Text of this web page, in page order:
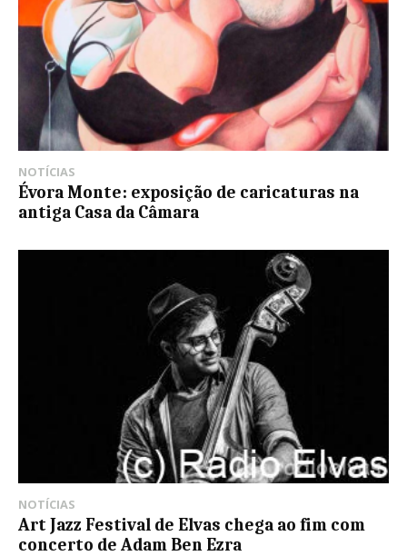
NOTÍCIAS
Évora Monte: exposição de caricaturas na
antiga Casa da Câmara
NOTÍCIAS
Art Jazz Festival de Elvas chega ao fim com
concerto de Adam Ben Ezra